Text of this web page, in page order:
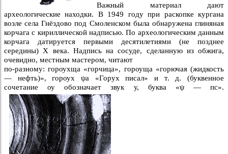
Важный материал дают
археологические находки. В 1949 году при раскопке кургана
возле села Гнёздово под Смоленском была обнаружена глиняная
корчага с кириллической надписью. По археологическим данным
корчага датируется первыми десятилетиями (не позднее
середины) X века. Надпись на сосуде, сделанную из обжига,
очевидно, местным мастером, читают
по-разному: гороухща «горчица», гороуща «горючая (жидкость
— нефть)», гороух ψа «Горух писал» и т. д. (буквенное
сочетание оу обозначает звук у, буква «ψ — пс».